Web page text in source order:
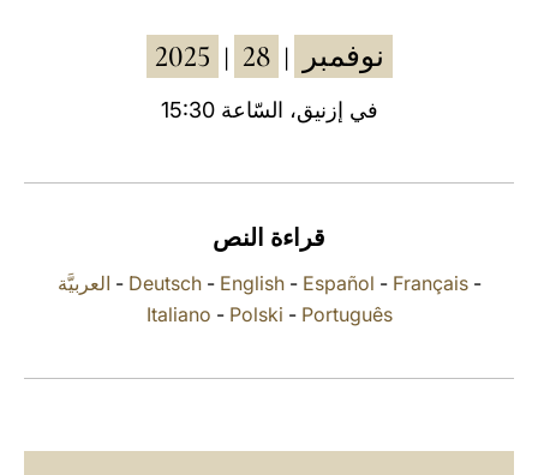
العربيّة
中文
2025 نوفمبر 28
في إزنيق، السّاعة 15:30
قراءة النص
العربيَّة - Deutsch- English- Español - Français-
Italiano - Polski - Português